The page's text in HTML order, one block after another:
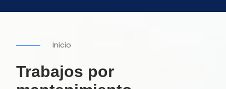
Inicio
Trabajos por